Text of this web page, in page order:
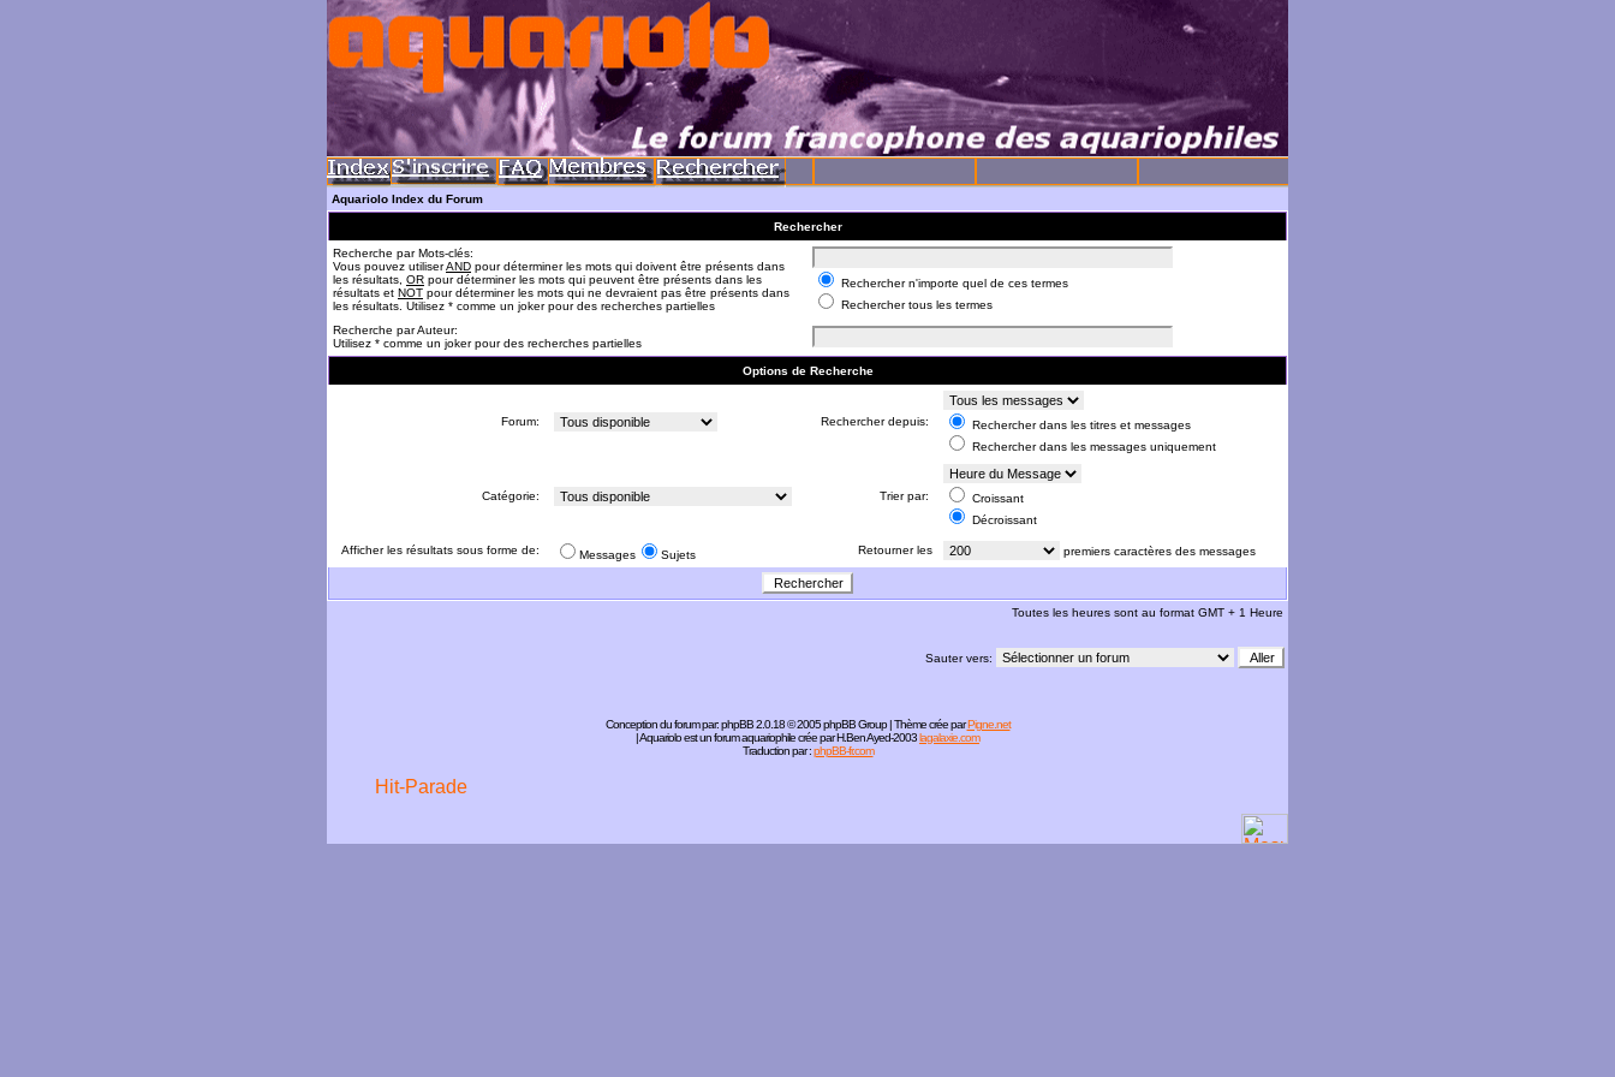
Aquariolo Index du Forum
Rechercher
Recherche par Mots-clés:
Vous pouvez utiliserAND pour déterminer les mots qui doivent être présents dans
les résultats, OR pour déterminer les mots qui peuvent être présents dans les
résultats et NOT pour déterminer les mots qui ne devraient pas être présents dans
les résultats. Utilisez * comme un joker pour des recherches partielles
Rechercher n'importe quel de ces termes
Rechercher tous les termes
Recherche par Auteur:
Utilisez * comme un joker pour des recherches partielles
Options de Recherche
Forum: Rechercher depuis:
Rechercher dans les titres et messages
Rechercher dans les messages uniquement
Catégorie: Trier par:
Croissant
Décroissant
Afficher les résultats sous forme de: Messages Sujets Retourner les premiers caractères des messages
Toutes les heures sont au format GMT + 1 Heure
Sauter vers:
Conception du forum par:phpBB2.0.18 © 2005 phpBB Group | Thème crée parPigne.net
| Aquariolo est un forum aquariophile crée par H.Ben Ayed-2003lagalaxie.com
Traduction par :phpBB-fr.com